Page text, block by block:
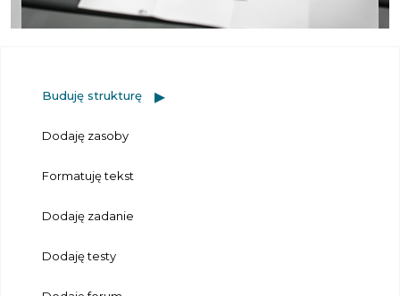
Buduję strukturę
Dodaję zasoby
Formatuję tekst
Dodaję zadanie
Dodaję testy